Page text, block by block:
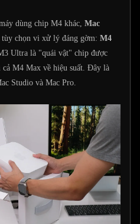
dùng chip M4 khác, Mac
tùy chọn vi xử lý đáng gờm: M4
Ultra là "quái vật" chip được
cả M4 Max về hiệu suất. Đây là
Studio và Mac Pro.